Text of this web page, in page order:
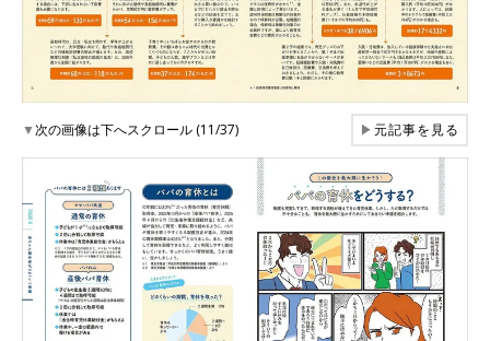
▼次の画像は下へスクロール (11/37) ▶元記事を見る